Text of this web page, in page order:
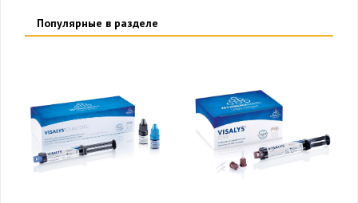
Популярные в разделе